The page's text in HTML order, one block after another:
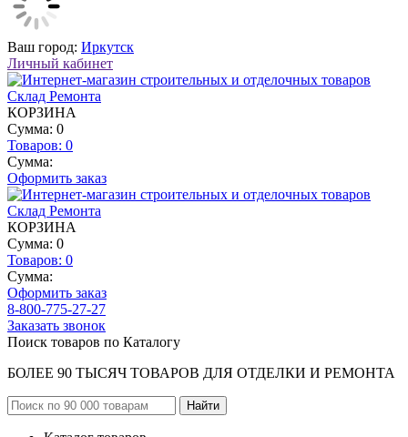
Ваш город: Иркутск
Личный кабинет
КОРЗИНА
Сумма: 0
Товаров: 0
Сумма:
Оформить заказ
КОРЗИНА
Сумма: 0
Товаров: 0
Сумма:
Оформить заказ
8-800-775-27-27
Заказать звонок
Поиск товаров по Каталогу
БОЛЕЕ 90 ТЫСЯЧ ТОВАРОВ ДЛЯ ОТДЕЛКИ И РЕМОНТА